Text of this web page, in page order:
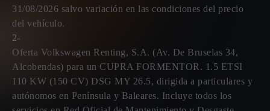
31/08/2026 salvo variación en las condiciones del precio
del vehículo.
2-
Oferta Volkswagen Renting, S.A. (Av. De Bruselas 34,
Alcobendas) para un CUPRA FORMENTOR. 1.5 ETSI
110 KW (150 CV) DSG MY 26.5, dirigida a particulares y
autónomos en Península y Baleares. Incluye todos los